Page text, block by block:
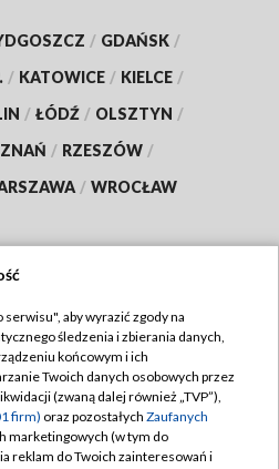
/ GDAŃSK /
/ KATOWICE / KIELCE /
/ ŁÓDŹ / OLSZTYN /
/ RZESZÓW /
/ WROCŁAW
TVP
TVP
prywatności
zgody
aby wyrazić zgody na
śledzenia i zbierania danych,
końcowym i ich
Twoich danych osobowych przez
(zwaną dalej również „TVP”),
firm) oraz pozostałych Zaufanych
marketingowych (w tym do
reklam do Twoich zainteresowań i